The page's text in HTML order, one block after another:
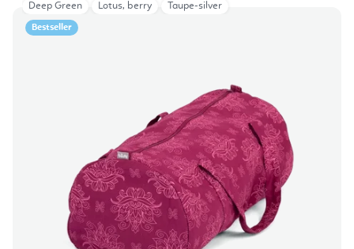
Bestseller
Deep Green Lotus, berry Taupe-silver